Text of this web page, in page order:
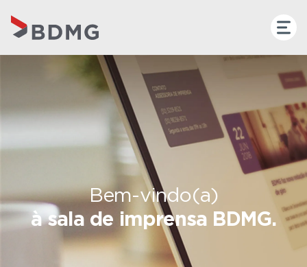
Bem-vindo(a)
à sala de imprensa BDMG.